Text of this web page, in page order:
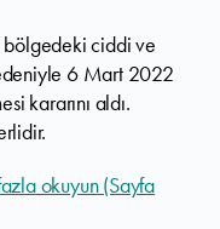
bölgedeki ciddi ve
6 Mart 2022
kararını aldı.
okuyun (Sayfa